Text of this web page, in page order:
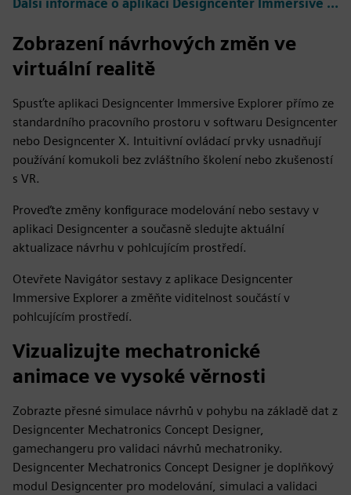
Další informace o aplikaci Designcenter Immersive Explorer
Zobrazení návrhových změn ve
virtuální realitě
Spusťte aplikaci Designcenter Immersive Explorer přímo ze
standardního pracovního prostoru v softwaru Designcenter
nebo Designcenter X. Intuitivní ovládací prvky usnadňují
používání komukoli bez zvláštního školení nebo zkušeností
s VR.
Proveďte změny konfigurace modelování nebo sestavy v
aplikaci Designcenter a současně sledujte aktuální
aktualizace návrhu v pohlcujícím prostředí.
Otevřete Navigátor sestavy z aplikace Designcenter
Immersive Explorer a změňte viditelnost součástí v
pohlcujícím prostředí.
Vizualizujte mechatronické
animace ve vysoké věrnosti
Zobrazte přesné simulace návrhů v pohybu na základě dat z
Designcenter Mechatronics Concept Designer,
gamechangeru pro validaci návrhů mechatroniky.
Designcenter Mechatronics Concept Designer je doplňkový
modul Designcenter pro modelování, simulaci a validaci